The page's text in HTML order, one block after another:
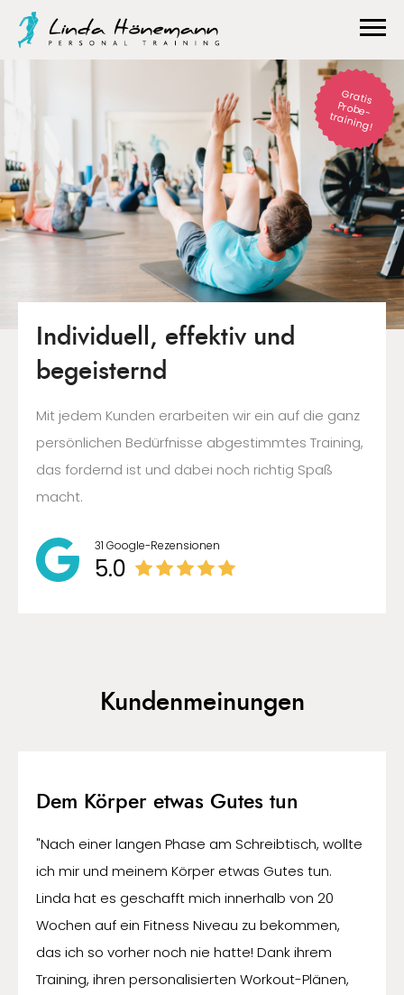
Individuell, effektiv und
begeisternd
Mit jedem Kunden erarbeiten wir ein auf die ganz
persönlichen Bedürfnisse abgestimmtes Training,
das fordernd ist und dabei noch richtig Spaß
macht.
31 Google-Rezensionen
5.0
Gratis
Probe-
training!
Kundenmeinungen
Dem Körper etwas Gutes tun
"Nach einer langen Phase am Schreibtisch, wollte
ich mir und meinem Körper etwas Gutes tun.
Linda hat es geschafft mich innerhalb von 20
Wochen auf ein Fitness Niveau zu bekommen,
das ich so vorher noch nie hatte! Dank ihrem
Training, ihren personalisierten Workout-Plänen,